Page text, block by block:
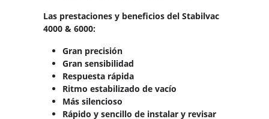
Las prestaciones y beneficios del Stabilvac
4000 & 6000:
Gran precisión
Gran sensibilidad
Respuesta rápida
Ritmo estabilizado de vacío
Más silencioso
Rápido y sencillo de instalar y revisar